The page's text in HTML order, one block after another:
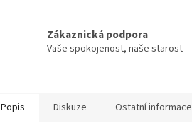
Zákaznická podpora
Vaše spokojenost, naše starost
Popis Diskuze Ostatní informace